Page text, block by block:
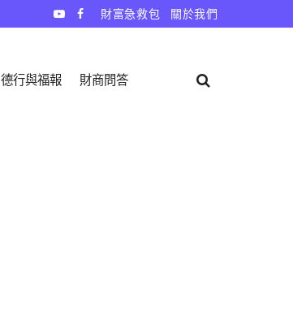
財富急救包 關於我們
德行與福報 財商問答